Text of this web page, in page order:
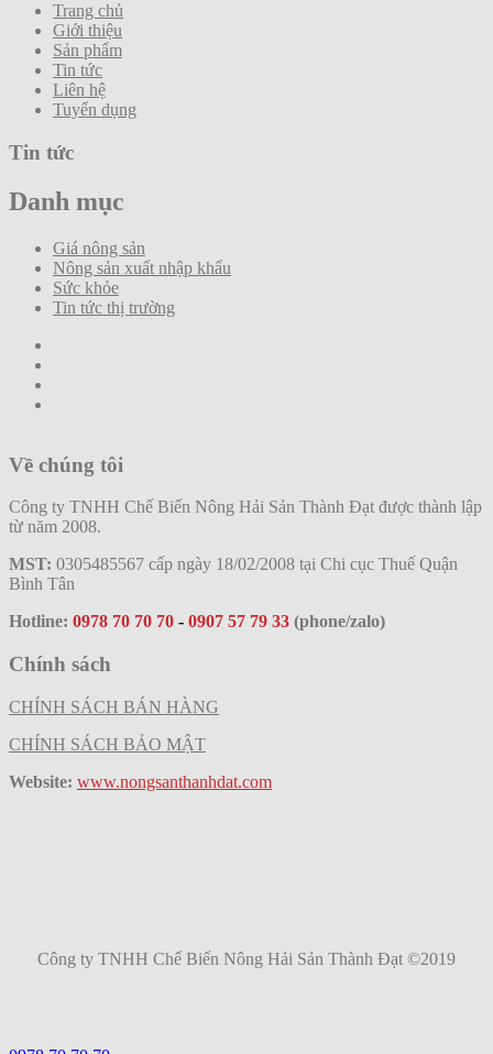
Trang chủ
Giới thiệu
Sản phẩm
Tin tức
Liên hệ
Tuyển dụng
Tin tức
Danh mục
Giá nông sản
Nông sản xuất nhập khẩu
Sức khỏe
Tin tức thị trường
Về chúng tôi
Công ty TNHH Chế Biến Nông Hải Sản Thành Đạt được thành lập
từ năm 2008.
MST: 0305485567 cấp ngày 18/02/2008 tại Chi cục Thuế Quận
Bình Tân
Hotline: 0978 70 70 70 - 0907 57 79 33 (phone/zalo)
Chính sách
CHÍNH SÁCH BÁN HÀNG
CHÍNH SÁCH BẢO MẬT
Website: www.nongsanthanhdat.com
Công ty TNHH Chế Biến Nông Hải Sản Thành Đạt ©2019